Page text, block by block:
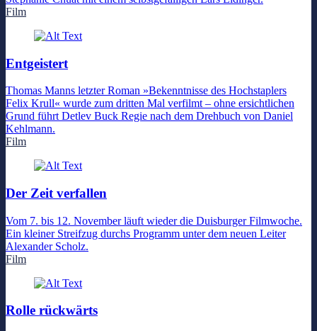
Film
Entgeistert
Thomas Manns letzter Roman »Bekenntnisse des Hochstaplers
Felix Krull« wurde zum dritten Mal verfilmt – ohne ersichtlichen
Grund führt Detlev Buck Regie nach dem Drehbuch von Daniel
Kehlmann.
Film
Der Zeit verfallen
Vom 7. bis 12. November läuft wieder die Duisburger Filmwoche.
Ein kleiner Streifzug durchs Programm unter dem neuen Leiter
Alexander Scholz.
Film
Rolle rückwärts